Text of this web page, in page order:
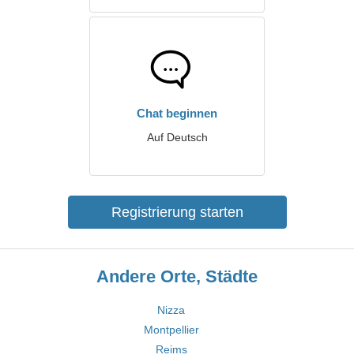
Chat beginnen
Auf Deutsch
Registrierung starten
Andere Orte, Städte
Nizza
Montpellier
Reims